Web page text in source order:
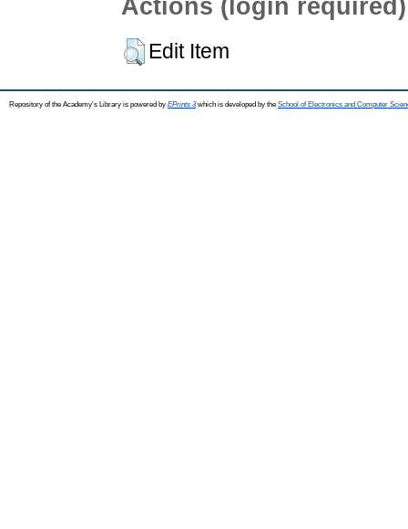
Actions (login required)
Edit Item
Repository of the Academy's Library is powered by EPrints 3which is developed by the School of Electronics and Computer